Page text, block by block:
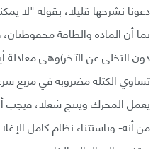
دعونا نشرحها قليلا، بقوله "لا
بما أن المادة والطاقة
تساوي الكتلة مضروبة في مربع
يعمل المحرك وينتج شغلا، فيجب
من أنه- وباستثناء نظام كامل